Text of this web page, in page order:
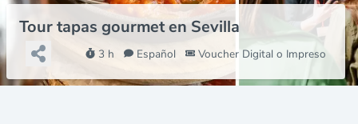
Tour tapas gourmet en Sevilla
3 h Español Voucher Digital o Impreso